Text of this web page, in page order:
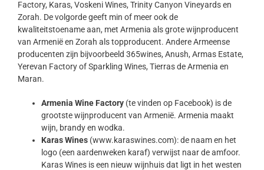
Factory, Karas, Voskeni Wines, Trinity Canyon Vineyards en
Zorah. De volgorde geeft min of meer ook de
kwaliteitstoename aan, met Armenia als grote wijnproducent
van Armenië en Zorah als topproducent. Andere Armeense
producenten zijn bijvoorbeeld 365wines, Anush, Armas Estate,
Yerevan Factory of Sparkling Wines, Tierras de Armenia en
Maran.
Armenia Wine Factory (te vinden op Facebook) is de
grootste wijnproducent van Armenië. Armenia maakt
wijn, brandy en wodka.
KarasWines (www.karaswines.com): de naam en het
logo (een aardenweken karaf) verwijst naar de amfoor.
Karas Wines is een nieuw wijnhuis dat ligt in het westen